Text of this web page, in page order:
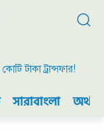
টাকা ট্রান্সফার!
সারাবাংলা